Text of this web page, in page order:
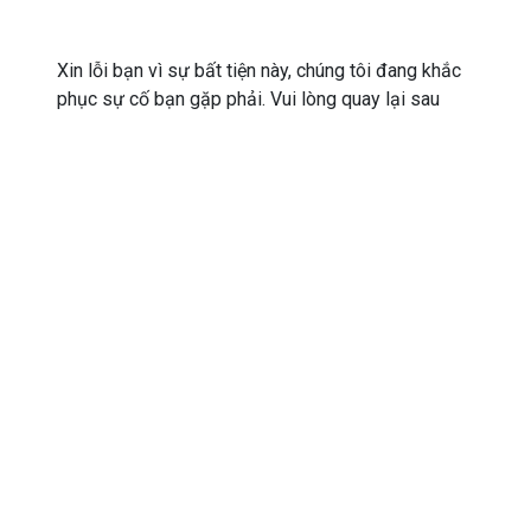
Xin lỗi bạn vì sự bất tiện này, chúng tôi đang khắc
phục sự cố bạn gặp phải. Vui lòng quay lại sau